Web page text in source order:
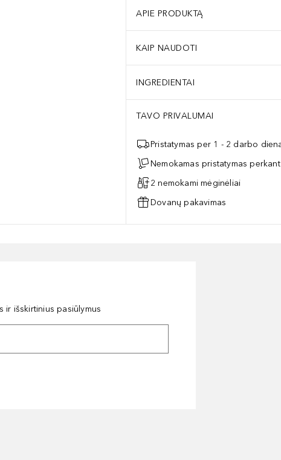
APIE PRODUKTĄ
KAIP NAUDOTI
INGREDIENTAI
TAVO PRIVALUMAI
Pristatymas per 1 - 2 darbo
Nemokamas pristatymas
2 nemokami mėginėliai
Dovanų pakavimas
išskirtinius pasiūlymus